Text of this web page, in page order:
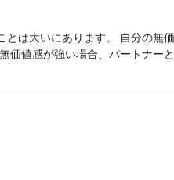
とは大いにあります。 自分の無
価値感が強い場合、パートナー